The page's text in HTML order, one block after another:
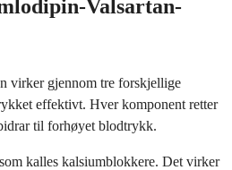
Valsartan-
virker gjennom tre forskjellige
effektivt. Hver komponent retter
til forhøyet blodtrykk.
kalles kalsiumblokkere. Det virker